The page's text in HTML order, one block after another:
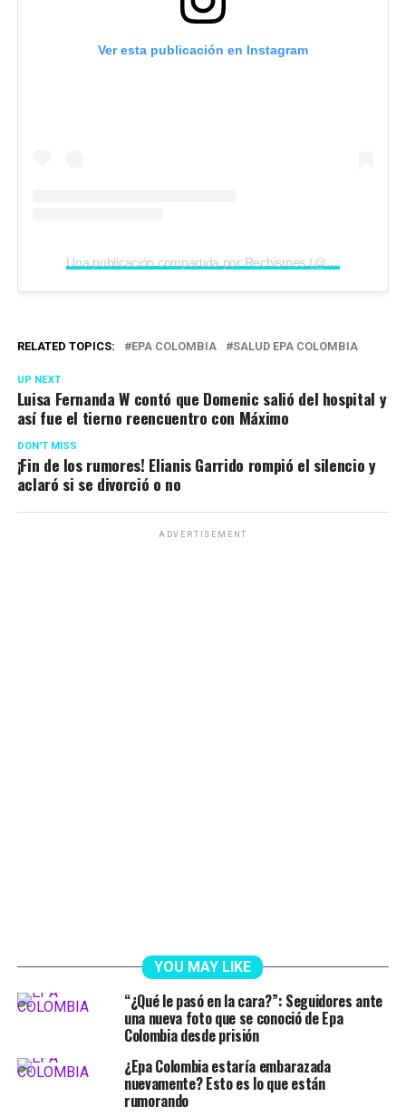
Ver esta publicación en Instagram
Una publicación compartida por Rechismes (@rechismes)
RELATED TOPICS: EPA COLOMBIA SALUD EPA COLOMBIA
UP NEXT
Luisa Fernanda W contó que Domenic salió del hospital y
así fue el tierno reencuentro con Máximo
DON'T MISS
¡Fin de los rumores! Elianis Garrido rompió el silencio y
aclaró si se divorció o no
ADVERTISEMENT
YOU MAY LIKE
“¿Qué le pasó en la cara?”: Seguidores ante
una nueva foto que se conoció de Epa
Colombia desde prisión
¿Epa Colombia estaría embarazada
nuevamente? Esto es lo que están
rumorando